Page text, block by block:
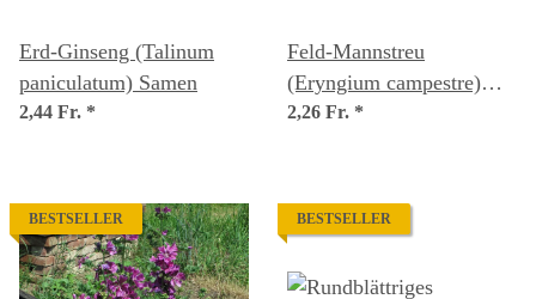
Erd-Ginseng (Talinum
paniculatum) Samen
2,44 Fr. *
Feld-Mannstreu
(Eryngium campestre)
Samen
2,26 Fr. *
BESTSELLER BESTSELLER